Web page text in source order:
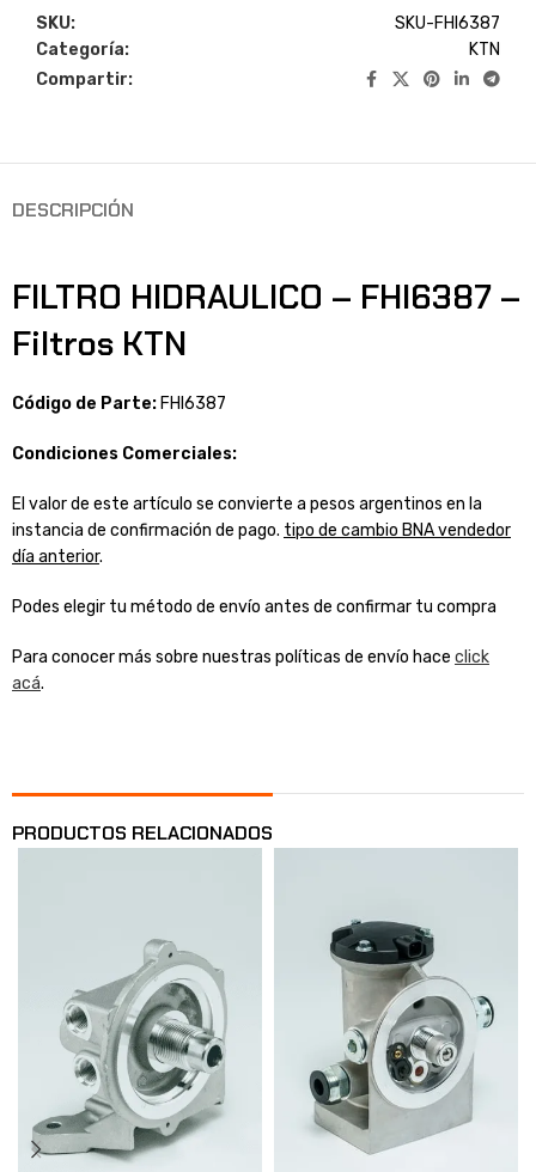
SKU:
SKU-FHI6387
Categoría:
KTN
Compartir:
DESCRIPCIÓN
FILTRO HIDRAULICO – FHI6387 –
Filtros KTN
Código de Parte: FHI6387
Condiciones Comerciales:
El valor de este artículo se convierte a pesos argentinos en la
instancia de confirmación de pago. tipo de cambio BNA vendedor
día anterior.
Podes elegir tu método de envío antes de confirmar tu compra
Para conocer más sobre nuestras políticas de envío hace click
acá.
PRODUCTOS RELACIONADOS